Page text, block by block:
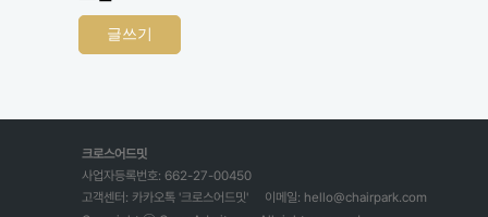
글쓰기
크로스어드밋
사업자등록번호: 662-27-00450
고객센터: 카카오톡 '크로스어드밋'
이메일: hello@chairpark.com